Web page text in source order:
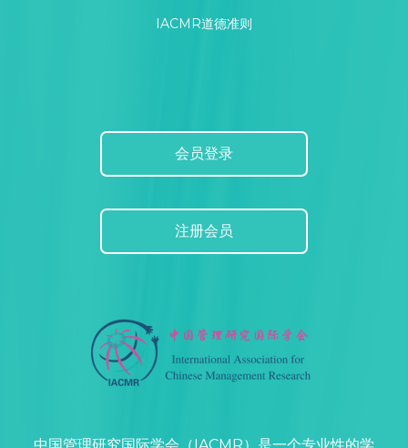
IACMR道德准则
会员登录
注册会员
中国管理研究国际学会（IACMR）是一个专业性的学